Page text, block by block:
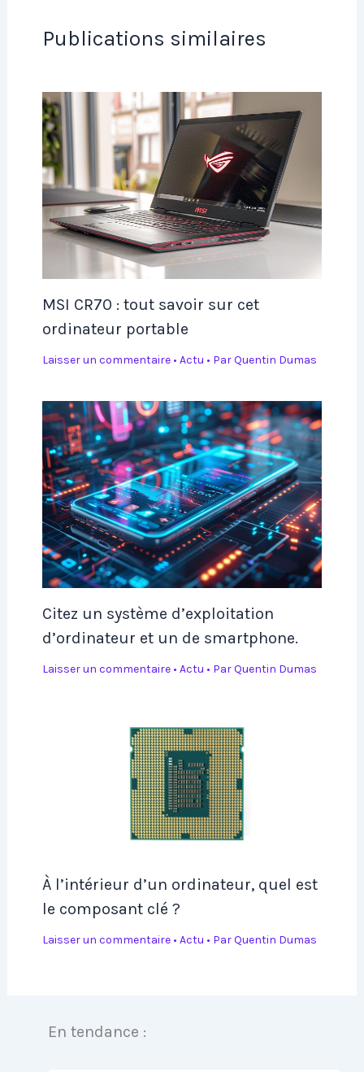
Publications similaires
MSI CR70 : tout savoir sur cet
ordinateur portable
Laisser un commentaire • Actu • ParQuentin Dumas
Citez un système d’exploitation
d’ordinateur et un de smartphone.
Laisser un commentaire • Actu • ParQuentin Dumas
À l’intérieur d’un ordinateur, quel est
le composant clé ?
Laisser un commentaire • Actu • ParQuentin Dumas
En tendance :